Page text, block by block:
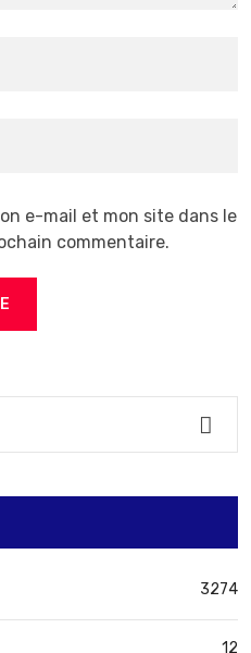
e-mail et mon site dans le
commentaire.
3274
12